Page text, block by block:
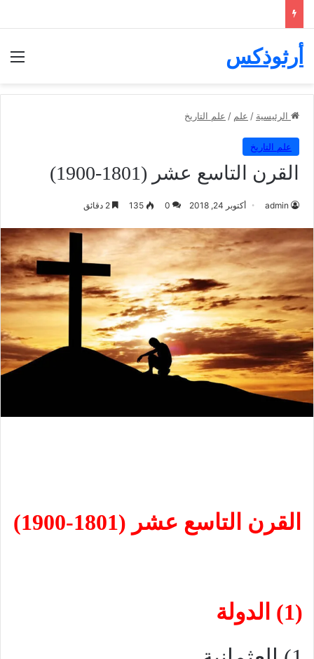
أرثوذكس
الرئيسية / علم / علم التاريخ
علم التاريخ
القرن التاسع عشر (1801-1900)
admin أكتوبر 24, 2018 0
135
القرن التاسع عشر (1801-1900)
(1) الدولة